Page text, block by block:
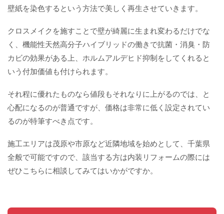
壁紙を染色するという方法で美しく再生させていきます。
クロスメイクを施すことで壁が綺麗に生まれ変わるだけでな
く、機能性天然高分子ハイブリッドの働きで抗菌・消臭・防
カビの効果がある上、ホルムアルデヒド抑制をしてくれると
いう付加価値も付けられます。
それ程に優れたものなら値段もそれなりに上がるのでは、と
心配になるのが普通ですが、価格は非常に低く設定されてい
るのが特筆すべき点です。
施工エリアは茂原や市原など近隣地域を始めとして、千葉県
全般で可能ですので、該当する方は内装リフォームの際には
ぜひこちらに相談してみてはいかがですか。